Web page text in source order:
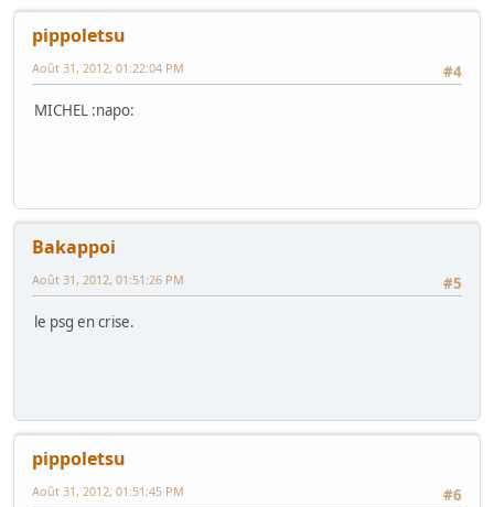
pippoletsu
#4
Août 31, 2012, 01:22:04 PM
MICHEL :napo:
Bakappoi
#5
Août 31, 2012, 01:51:26 PM
le psg en crise.
pippoletsu
#6
Août 31, 2012, 01:51:45 PM